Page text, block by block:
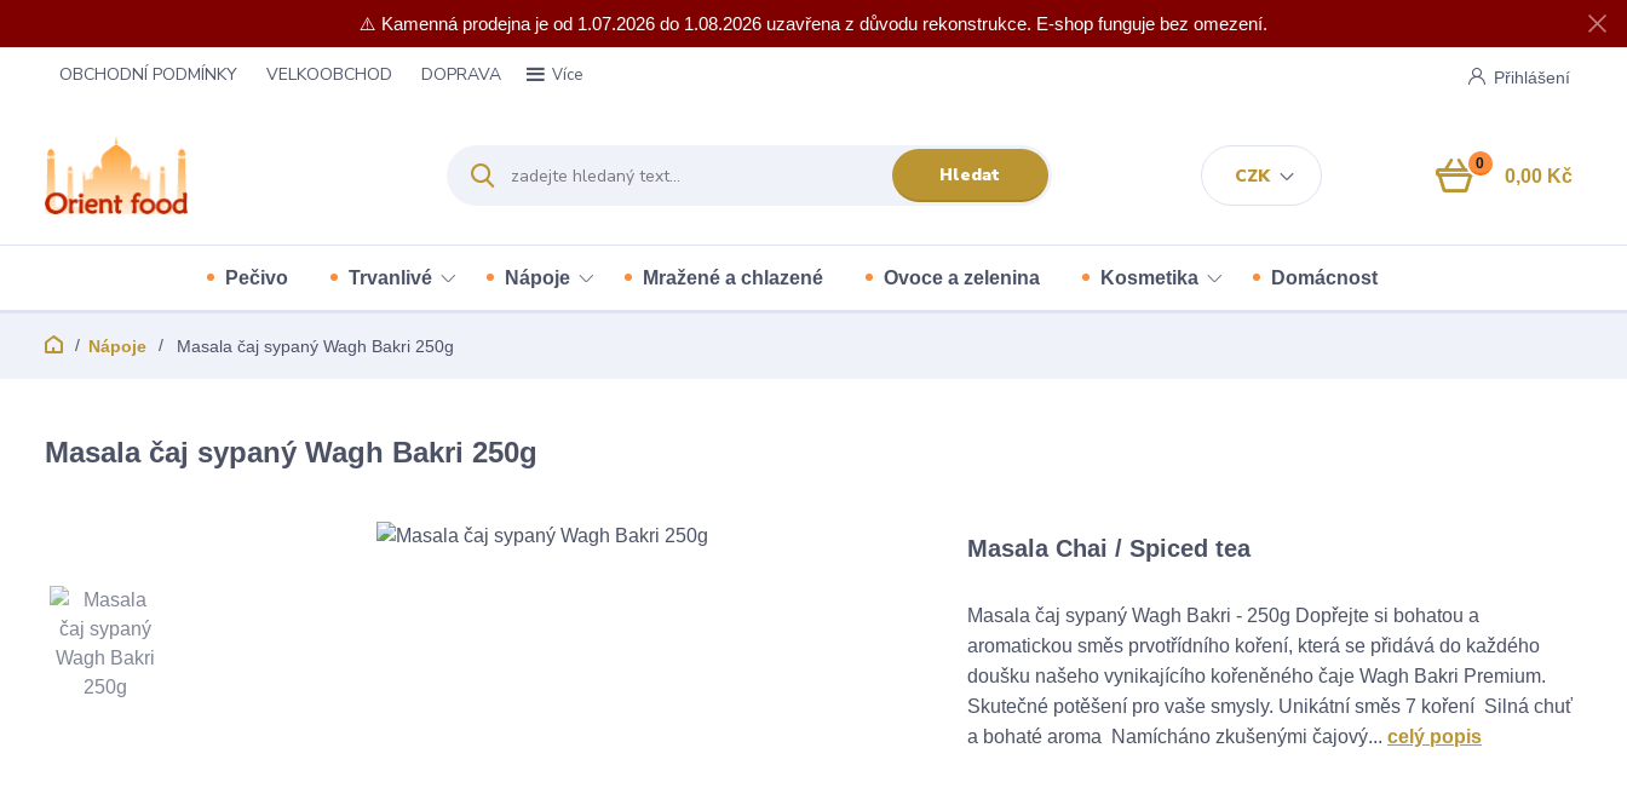
⚠️ Kamenná prodejna je od 1.07.2026 do 1.08.2026 uzavřena z důvodu rekonstrukce. E-shop funguje bez omezení.
OBCHODNÍ PODMÍNKY VELKOOBCHOD DOPRAVA Více
CZK
Přihlášení
Hledat 0
0,00 Kč
Pečivo Trvanlivé Nápoje Mražené a chlazené Ovoce a zelenina Kosmetika Domácnost
Nápoje Masala čaj sypaný Wagh Bakri 250g
Masala čaj sypaný Wagh Bakri 250g
Masala Chai / Spiced tea
Masala čaj sypaný Wagh Bakri - 250g Dopřejte si bohatou a
aromatickou směs prvotřídního koření, která se přidává do každého
doušku našeho vynikajícího kořeněného čaje Wagh Bakri Premium.
Skutečné potěšení pro vaše smysly. Unikátní směs 7 koření Silná chuť
a bohaté aroma Namícháno zkušenými čajový... celý popis